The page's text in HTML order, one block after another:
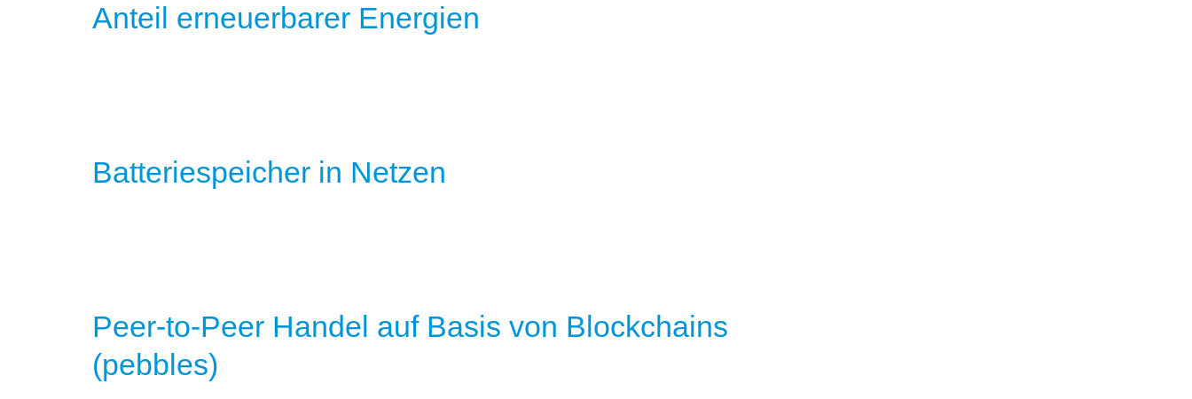
Anteil erneuerbarer Energien
Batteriespeicher in Netzen
Peer-to-Peer Handel auf Basis von Blockchains
(pebbles)